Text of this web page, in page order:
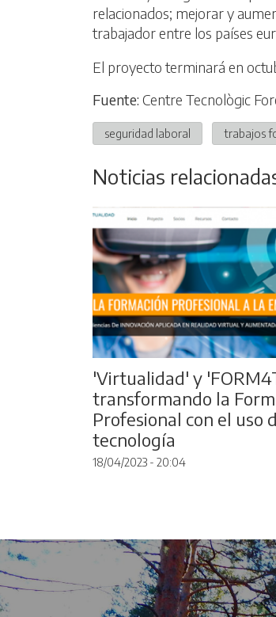
relacionados; mejorar y
trabajador entre los países
El proyecto terminará en
Fuente: Centre Tecnològic
seguridad laboral trabajos
Noticias
'Virtualidad' y
transformando la
Profesional con el uso
tecnología
18/04/2023 - 20:04